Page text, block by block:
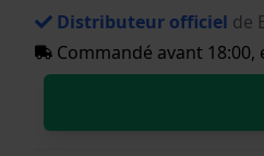
Distributeur officiel de
Commandé avant